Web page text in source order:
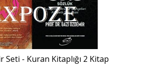
Seti - Kuran Kitaplığı 2 Kitap